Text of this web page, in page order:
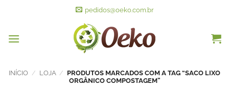
pedidos@oeko.com.br
INÍCIO / LOJA / PRODUTOS MARCADOS COM A TAG “SACO LIXO
ORGÂNICO COMPOSTAGEM”